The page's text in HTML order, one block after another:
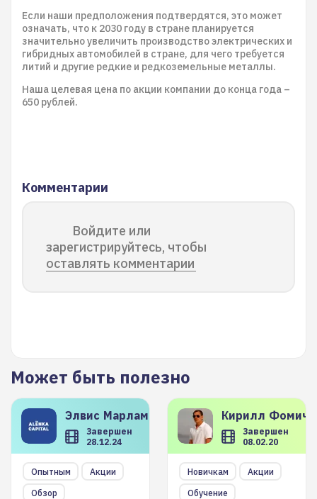
Если наши предположения подтвердятся, это может
означать, что к 2030 году в стране планируется
значительно увеличить производство электрических и
гибридных автомобилей в стране, для чего требуется
литий и другие редкие и редкоземельные металлы.
Наша целевая цена по акции компании до конца года –
650 рублей.
Комментарии
Войдите или
зарегистрируйтесь, чтобы
оставлять комментарии
Может быть полезно
Элвис Марламов
Завершен
28.12.24
Опытным
Акции
Обзор
Кирилл
Завершен
08.02.20
Новичкам
Акции
Обучение